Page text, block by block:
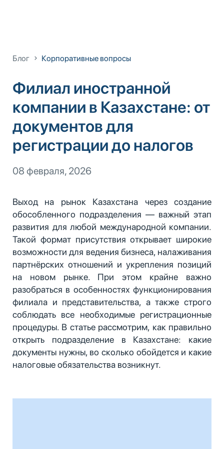
Блог Корпоративные вопросы
Филиал иностранной
компании в Казахстане: от
документов для
регистрации до налогов
08 февраля, 2026
Выход на рынок Казахстана через создание
обособленного подразделения — важный этап
развития для любой международной компании.
Такой формат присутствия открывает широкие
возможности для ведения бизнеса, налаживания
партнёрских отношений и укрепления позиций
на новом рынке. При этом крайне важно
разобраться в особенностях функционирования
филиала и представительства, а также строго
соблюдать все необходимые регистрационные
процедуры. В статье рассмотрим, как правильно
открыть подразделение в Казахстане: какие
документы нужны, во сколько обойдется и какие
налоговые обязательства возникнут.